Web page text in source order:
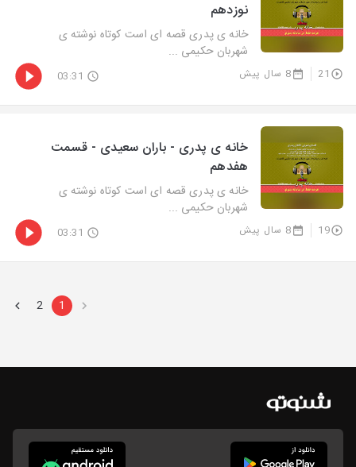
نوزدهم
خانه ی پدری قصه ای است کوتاه نوشته ی
شهربان حکیمی ...
21 8 سال پیش 03:31
خانه ی پدری - باران سعیدی - قسمت
هفدهم
خانه ی پدری قصه ای است کوتاه نوشته ی
شهربان حکیمی ...
19 8 سال پیش 03:31
1
2